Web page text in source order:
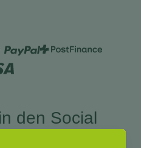
den Social